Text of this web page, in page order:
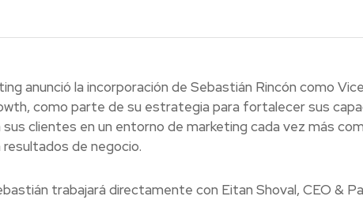
anunció la incorporación de Sebastián Rincón como
como parte de su estrategia para fortalecer sus
sus clientes en un entorno de marketing cada vez más
de negocio.
trabajará directamente con Eitan Shoval, CEO &